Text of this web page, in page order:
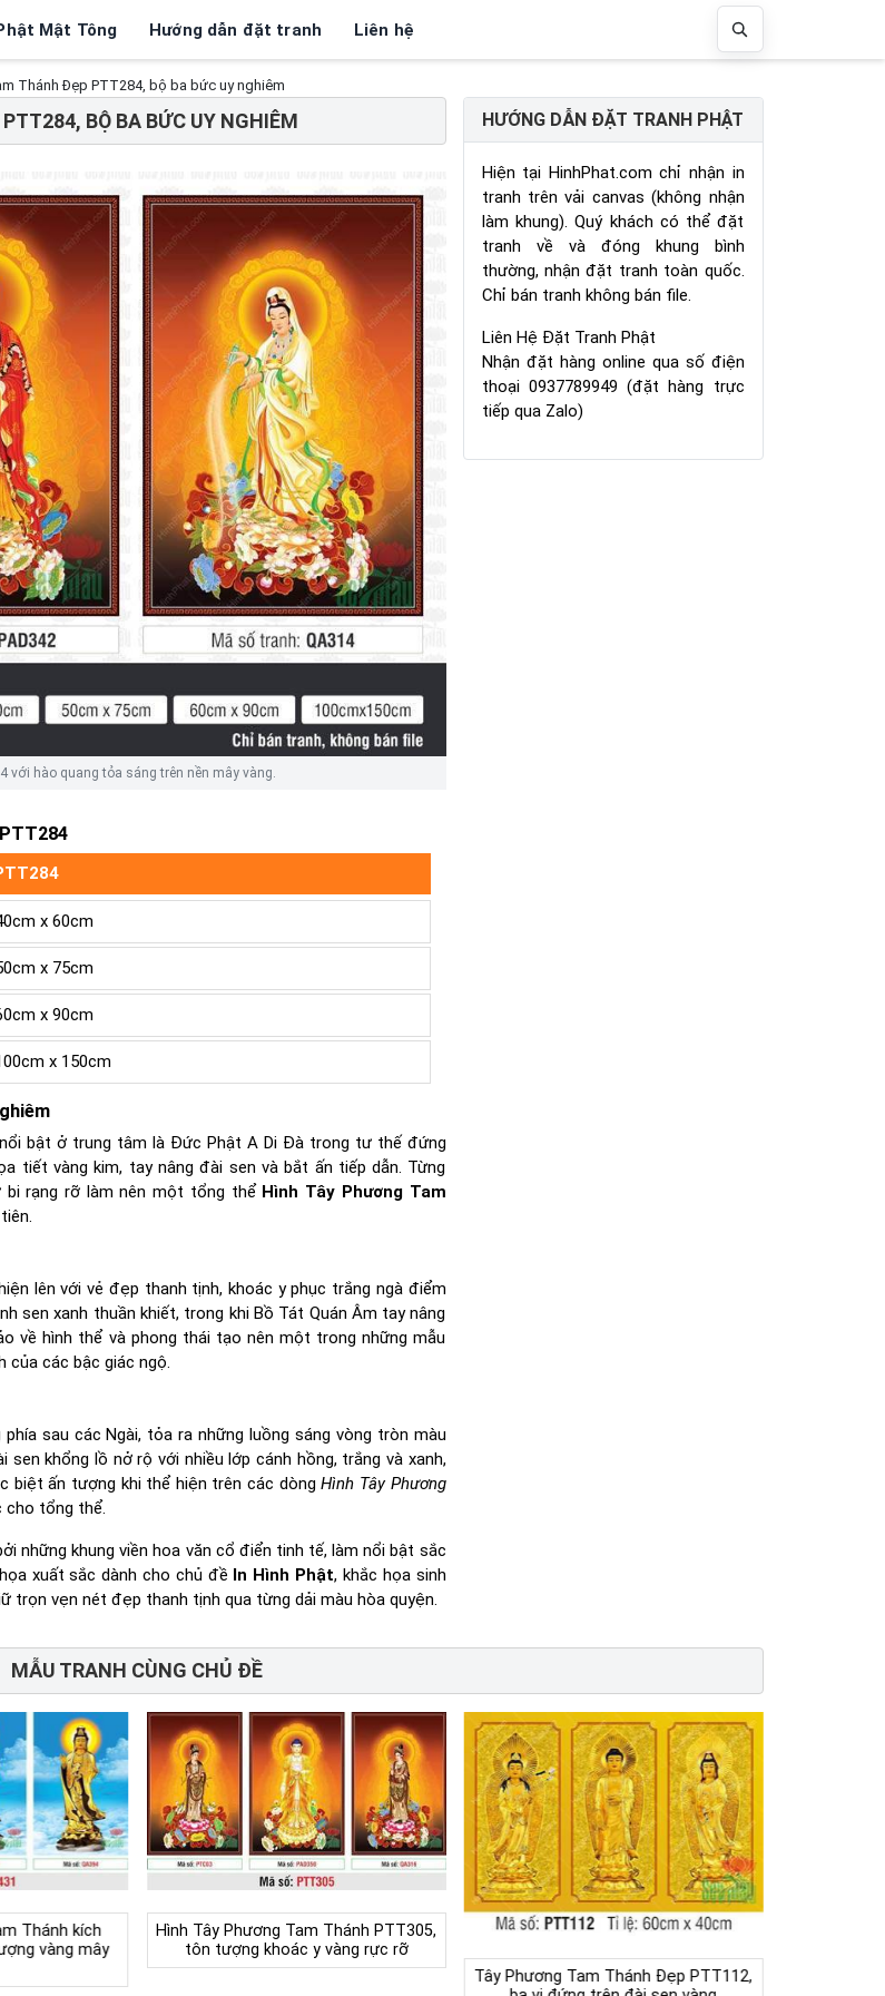
Mật Tông Hướng dẫn đặt tranh Liên hệ
Thánh Đẹp PTT284, bộ ba bức uy nghiêm
BỘ BA BỨC UY NGHIÊM
với hào quang tỏa sáng trên nền mây vàng.
x 60cm
x 75cm
x 90cm
x 150cm
bật ở trung tâm là Đức Phật A Di Đà trong tư thế đứng
tiết vàng kim, tay nâng đài sen và bắt ấn tiếp dẫn. Từng
rạng rỡ làm nên một tổng thể Hình Tây Phương Tam
lên với vẻ đẹp thanh tịnh, khoác y phục trắng ngà điểm
sen xanh thuần khiết, trong khi Bồ Tát Quán Âm tay nâng
về hình thể và phong thái tạo nên một trong những mẫu
của các bậc giác ngộ.
sau các Ngài, tỏa ra những luồng sáng vòng tròn màu
sen khổng lồ nở rộ với nhiều lớp cánh hồng, trắng và xanh,
biệt ấn tượng khi thể hiện trên các dòngHình Tây Phương
cho tổng thể.
những khung viền hoa văn cổ điển tinh tế, làm nổi bật sắc
xuất sắc dành cho chủ đề In Hình Phật, khắc họa sinh
trọn vẹn nét đẹp thanh tịnh qua từng dải màu hòa quyện.
HƯỚNG DẪN ĐẶT TRANH PHẬT
Hiện tại HinhPhat.com chỉ nhận in
tranh trên vải canvas (không nhận
làm khung). Quý khách có thể đặt
tranh về và đóng khung bình
thường, nhận đặt tranh toàn quốc.
Chỉ bán tranh không bán file.
Liên Hệ Đặt Tranh Phật
Nhận đặt hàng online qua số điện
thoại 0937789949 (đặt hàng trực
tiếp qua Zalo)
MẪU TRANH CÙNG CHỦ ĐỀ
Thánh kích
vàng mây
Hình Tây Phương Tam Thánh PTT305,
tôn tượng khoác y vàng rực rỡ
Tây Phương Tam Thánh Đẹp PTT112,